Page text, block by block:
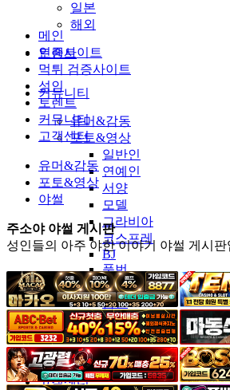
일본
해외
토렌트
커뮤니티
유머&감동
포토&영상
일반인
연예인
서양
모델
그라비아
코스프레
BJ
품번
후방주의
움짤
스포츠
기타
야썰
고객센터
메인
인증사이트
먹튀 검증사이트
성인
토렌트
커뮤니티
고객센터
유머&감동
포토&영상
야썰
주소야 야썰 게시판
성인들의 아주 야한 이야기 야썰 게시판